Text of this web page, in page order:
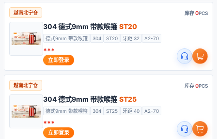
越南北宁仓 库存0PCS
304 德式9mm 带款喉箍 ST20
德式9mm 带款喉箍 304 ST20 牙距 32 A2-70
***
立即登录
越南北宁仓 库存0PCS
304 德式9mm 带款喉箍 ST25
德式9mm 带款喉箍 304 ST25 牙距 40 A2-70
***
立即登录